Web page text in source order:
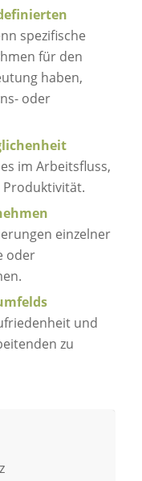
spezifische
für den
haben,
oder
im Arbeitsfluss,
einzelner
oder
und
zu